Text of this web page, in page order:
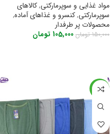
مواد غذایی و سوپرمارکتی,کالاهای
سوپرمارکتی,کنسرو و غذاهای آماده,
محصولات پر طرفدار
150,000 تومان 105,000 تومان
-52%